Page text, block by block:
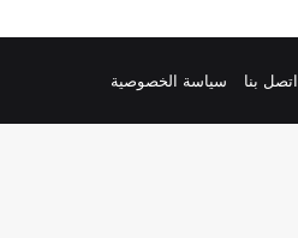
اتصل بنا سياسة الخصوصية